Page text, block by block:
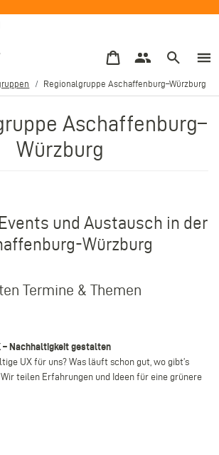
Regionalgruppe Aschaffenburg–Würzburg
Aschaffenburg–
Würzburg
und Austausch in der
Würzburg
Termine & Themen
– Nachhaltigkeit gestalten
UX für uns? Was läuft schon gut, wo gibt’s
teilen Erfahrungen und Ideen für eine grünere